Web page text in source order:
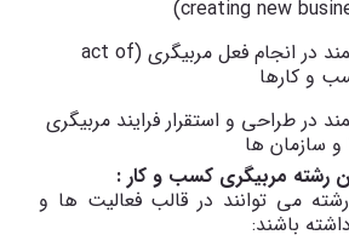
(creating new
در انجام فعل مربیگری (act of
و کارها
در طراحی و استقرار فرایند مربیگری
سازمان ها
رشته مربیگری کسب و کار :
می توانند در قالب فعالیت ها و
باشند: